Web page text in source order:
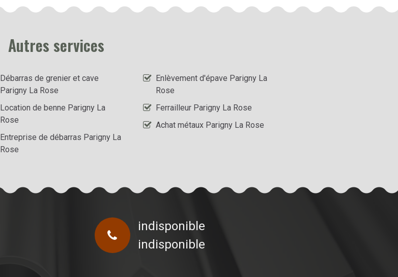
Autres services
Débarras de grenier et cave
Parigny La Rose
Location de benne Parigny La
Rose
Entreprise de débarras Parigny La
Rose
Enlèvement d'épave Parigny La
Rose
Ferrailleur Parigny La Rose
Achat métaux Parigny La Rose
indisponible
indisponible